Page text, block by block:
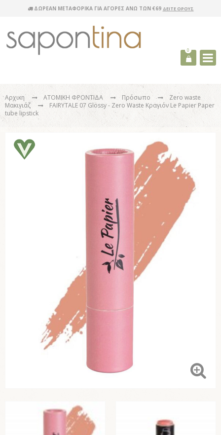
ΔΩΡΕΑΝ ΜΕΤΑΦΟΡΙΚΑ ΓΙΑ ΑΓΟΡΕΣ ΑΝΩ ΤΩΝ €69 ΔΕΙΤΕ ΟΡΟΥΣ
0
Αρχικη ΑΤΟΜΙΚΗ ΦΡΟΝΤΙΔΑ Πρόσωπο
Zero waste
Μακιγιάζ
FAIRYTALE 07 Glossy - Zero Waste Κραγιόν Le Papier Paper
tube lipstick